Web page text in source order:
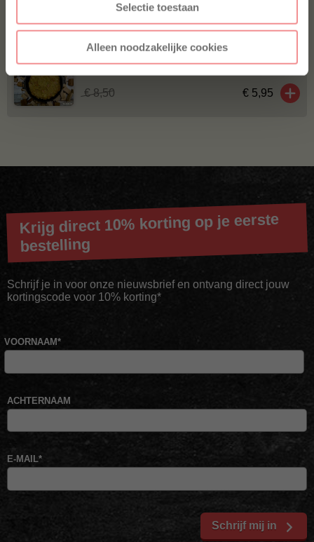
Selectie toestaan
Alleen noodzakelijke cookies
VARKENSSCHNITZEL
ERWTENSOEP MET PULLED PORK
€ 8,50 € 5,95
Krijg direct 10% korting op je eerste
bestelling
Schrijf je in voor onze nieuwsbrief en ontvang direct jouw
kortingscode voor 10% korting*
VOORNAAM*
ACHTERNAAM
E-MAIL*
Schrijf mij in